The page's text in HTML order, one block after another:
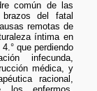
común de las
del fatal
remotas de
íntima en
que perdiendo
infecunda,
médica, y
racional,